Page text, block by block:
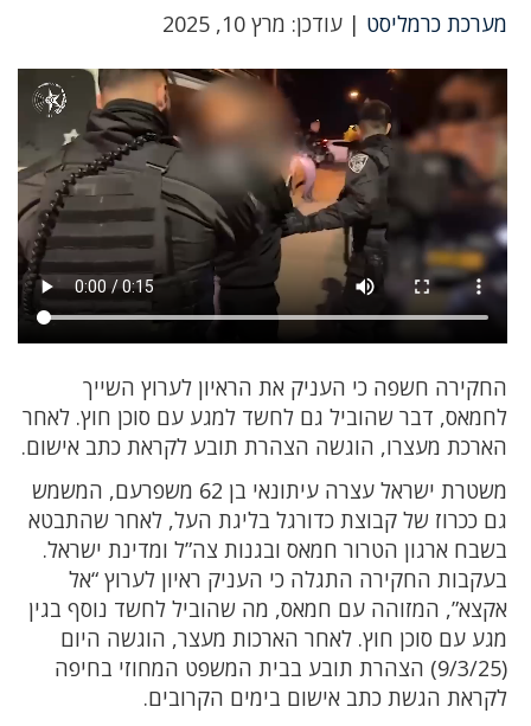
מערכת כרמליסט | עודכן: מרץ 10, 2025
החקירה חשפה כי העניק את הראיון לערוץ השייך
לחמאס, דבר שהוביל גם לחשד למגע עם סוכן חוץ. לאחר
הארכת מעצרו, הוגשה הצהרת תובע לקראת כתב אישום.
משטרת ישראל עצרה עיתונאי בן 62 משפרעם, המשמש
גם ככרוז של קבוצת כדורגל בליגת העל, לאחר שהתבטא
בשבח ארגון הטרור חמאס ובגנות צה”ל ומדינת ישראל.
בעקבות החקירה התגלה כי העניק ראיון לערוץ “אל
אקצא”, המזוהה עם חמאס, מה שהוביל לחשד נוסף בגין
מגע עם סוכן חוץ. לאחר הארכות מעצר, הוגשה היום
(9/3/25) הצהרת תובע בבית המשפט המחוזי בחיפה
לקראת הגשת כתב אישום בימים הקרובים.